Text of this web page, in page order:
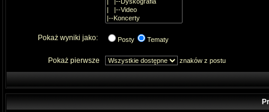
Pokaż wyniki jako: Posty Tematy
Pokaż pierwsze znaków z postu